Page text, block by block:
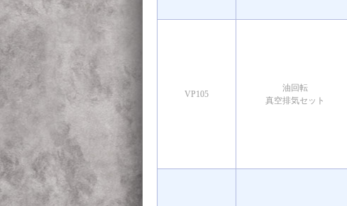
VP105
油回転
真空排気セット